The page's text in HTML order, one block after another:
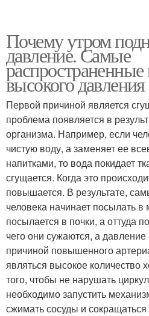
Почему утром
давление. Самые
высокого давления
Первой причиной является
проблема появляется в
организма. Например, если
чистую воду, а заменяет ее
напитками, то вода покидает
сгущается. Когда это
повышается. В результате,
человека начинает посылать в
посылается в почки, а оттуда
чего они сужаются, а
причиной повышенного
являться высокое количество
того, чтобы не нарушать
необходимо запустить
сжимать сосуды и сокращаться